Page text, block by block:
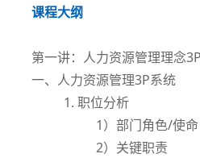
课程大纲
第一讲：人力资源管理理念
一、人力资源管理3P系统
1. 职位分析
1）部门角色/使命
2）关键职责